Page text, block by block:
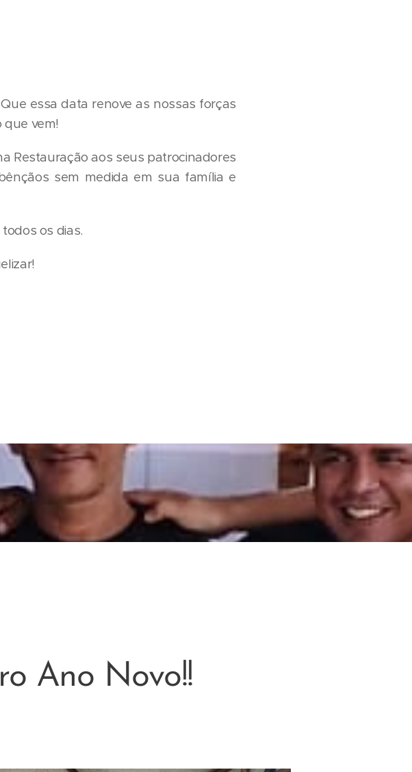
essa data renove as nossas forças
vem!
Restauração aos seus patrocinadores
sem medida em sua família e
os dias.
Ano Novo!!